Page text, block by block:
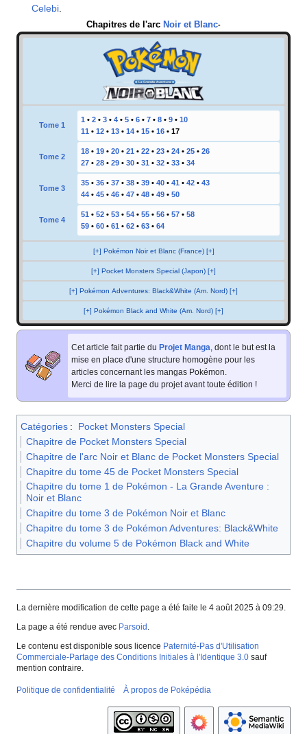
Celebi.
Chapitres de l'arc Noir et Blanc-
Tome 1
1 • 2 • 3 • 4 • 5 • 6 • 7 • 8 • 9 • 10
11 • 12 • 13 • 14 • 15 • 16 • 17
Tome 2
18 • 19 • 20 • 21 • 22 • 23 • 24 • 25 • 26
27 • 28 • 29 • 30 • 31 • 32 • 33 • 34
Tome 3
35 • 36 • 37 • 38 • 39 • 40 • 41 • 42 • 43
44 • 45 • 46 • 47 • 48 • 49 • 50
Tome 4
51 • 52 • 53 • 54 • 55 • 56 • 57 • 58
59 • 60 • 61 • 62 • 63 • 64
[+] Pokémon Noir et Blanc (France) [+]
[+] Pocket Monsters Special (Japon) [+]
[+] Pokémon Adventures: Black&White (Am. Nord) [+]
[+] Pokémon Black and White (Am. Nord) [+]
Cet article fait partie du Projet Manga , dont le but est la
mise en place d'une structure homogène pour les
articles concernant les mangas Pokémon.
Merci de lire la page du projet avant toute édition !
Catégories :
Pocket Monsters Special
Chapitre de Pocket Monsters Special
Chapitre de l'arc Noir et Blanc de Pocket Monsters Special
Chapitre du tome 45 de Pocket Monsters Special
Chapitre du tome 1 de Pokémon - La Grande Aventure :
Noir et Blanc
Chapitre du tome 3 de Pokémon Noir et Blanc
Chapitre du tome 3 de Pokémon Adventures: Black&White
Chapitre du volume 5 de Pokémon Black and White
La dernière modification de cette page a été faite le 4 août 2025 à 09:29.
La page a été rendue avec Parsoid .
Le contenu est disponible sous licence Paternité-Pas d'Utilisation
Commerciale-Partage des Conditions Initiales à l'Identique 3.0 sauf
mention contraire.
Politique de confidentialité À propos de Poképédia